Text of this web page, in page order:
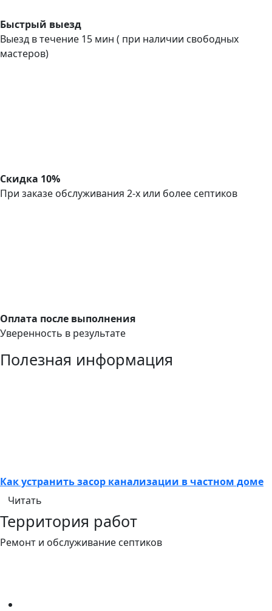
Быстрый выезд
Выезд в течение 15 мин ( при наличии свободных
мастеров)
Скидка 10%
При заказе обслуживания 2-х или более септиков
Оплата после выполнения
Уверенность в результате
Полезная информация
Как устранить засор канализации в частном доме
Читать
Территория работ
Ремонт и обслуживание септиков